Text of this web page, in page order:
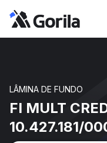
LÂMINA DE FUNDO
FI MULT
10.427.181/